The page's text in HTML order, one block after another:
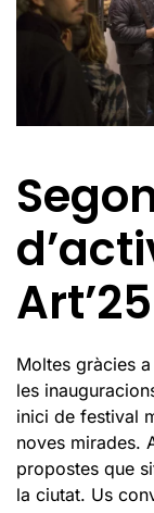
Art’25
Moltes gràcies
les
inici de festival
noves mirades.
propostes que
la ciutat. Us